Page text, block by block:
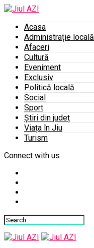
Acasa
Administrație locală
Afaceri
Cultură
Eveniment
Exclusiv
Politică locală
Social
Sport
Știri din județ
Viața în Jiu
Turism
Connect with us